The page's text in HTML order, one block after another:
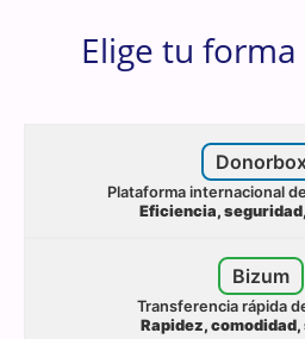
Elige tu
Plataforma internacional
Eficiencia,
Bizum
Transferencia rápida
Rapidez,